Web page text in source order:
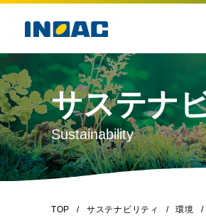
サステナ
Sustainability
TOP サステナビリティ 環境